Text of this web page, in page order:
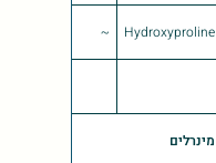
Hydroxyproline
~
מינרלים